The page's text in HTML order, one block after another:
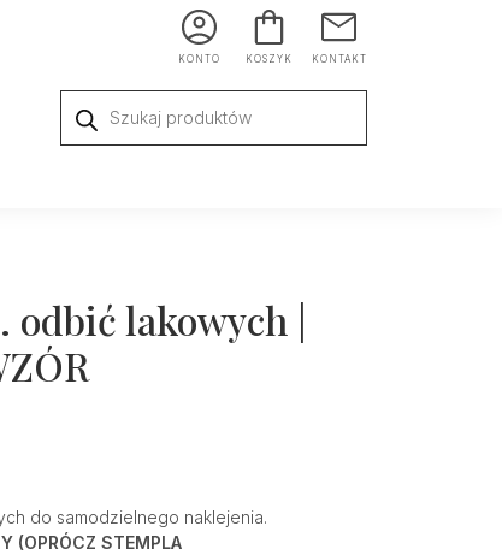
KONTO KOSZYK KONTAKT
produktów
odbić lakowych |
do samodzielnego naklejenia.
(OPRÓCZ STEMPLA